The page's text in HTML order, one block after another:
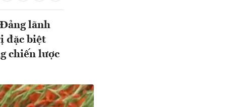
lãnh
đặc biệt
chiến lược